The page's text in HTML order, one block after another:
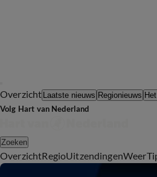
Overzicht Laatste nieuws Regionieuws
Volg Hart van Nederland
Zoeken
OverzichtRegioUitzendingenWeer